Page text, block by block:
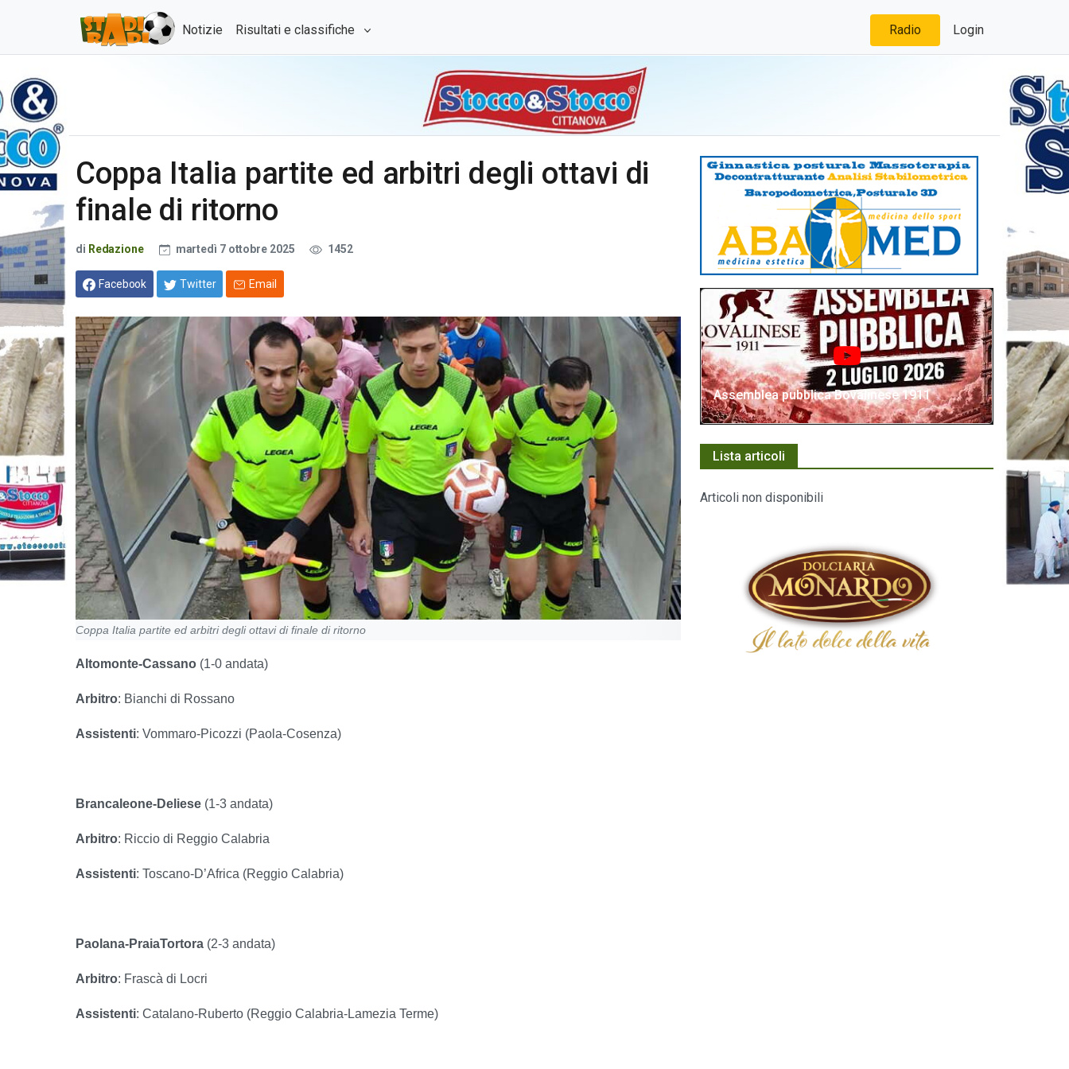
Notizie Risultati e classifiche Radio Login
Coppa Italia partite ed arbitri degli ottavi di
finale di ritorno
di Redazione martedì 7 ottobre 2025 1452
Facebook Twitter Email
Coppa Italia partite ed arbitri degli ottavi di finale di ritorno
Altomonte-Cassano (1-0 andata)
Arbitro: Bianchi di Rossano
Assistenti: Vommaro-Picozzi (Paola-Cosenza)
Brancaleone-Deliese (1-3 andata)
Arbitro: Riccio di Reggio Calabria
Assistenti: Toscano-D’Africa (Reggio Calabria)
Paolana-PraiaTortora (2-3 andata)
Arbitro: Frascà di Locri
Assistenti: Catalano-Ruberto (Reggio Calabria-Lamezia Terme)
Assemblea pubblica Bovalinese 1911
Lista articoli
Articoli non disponibili